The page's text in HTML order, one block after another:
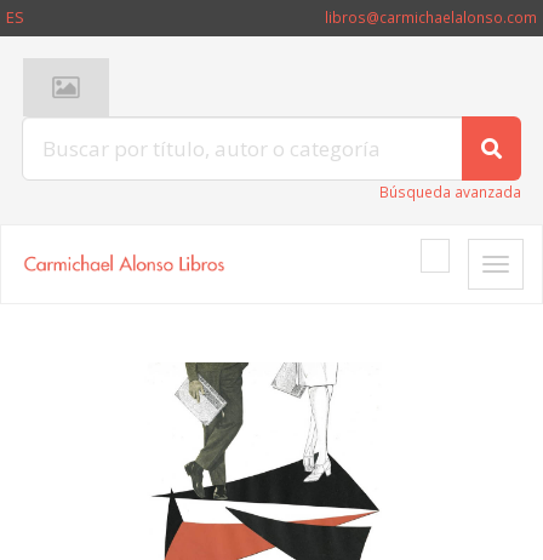
ES libros@carmichaelalonso.com
Búsqueda avanzada
Toggle